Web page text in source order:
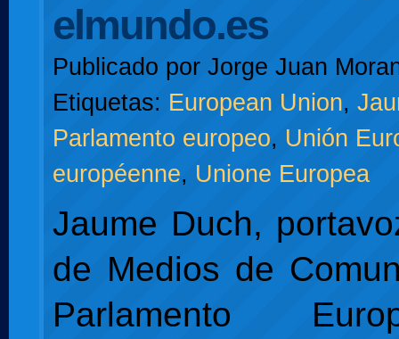
elmundo.es
Publicado por Jorge Juan
Etiquetas: European Union,
Parlamento europeo, Unión
européenne, Unione Europea
Jaume Duch,
de Medios de
Parlamento